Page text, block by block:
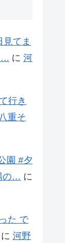
てま
に 河
行き
重そ
園 #夕
の… に
た で
に 河野